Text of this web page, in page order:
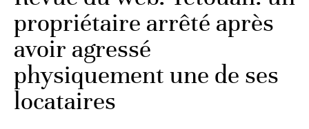
propriétaire arrêté après
avoir agressé
physiquement une de ses
locataires